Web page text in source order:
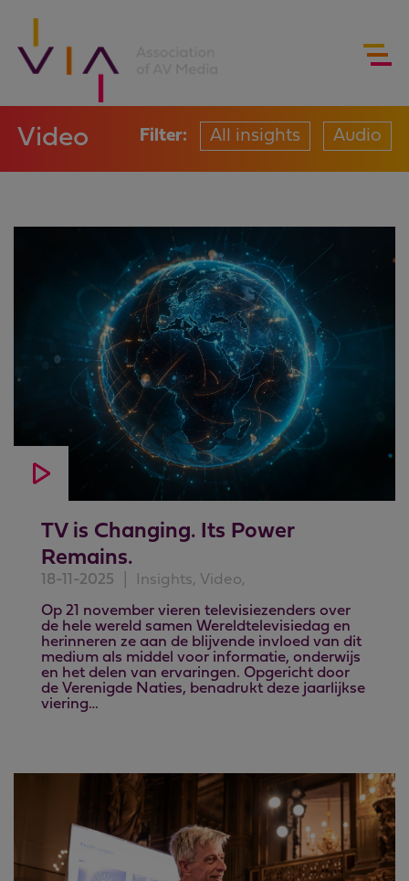
Video Filter: All insights Audio
TV is Changing. Its Power
Remains.
18-11-2025
Insights, Video,
Op 21 november vieren televisiezenders over
de hele wereld samen Wereldtelevisiedag en
herinneren ze aan de blijvende invloed van dit
medium als middel voor informatie, onderwijs
en het delen van ervaringen. Opgericht door
de Verenigde Naties, benadrukt deze jaarlijkse
viering…